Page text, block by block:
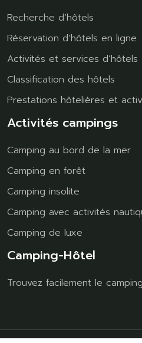
Recherche d’hôtels
Réservation d’hôtels en ligne
Activités et services d’hôtels
Classification des hôtels
Prestations hôtelières et
Activités campings
Camping au bord de la mer
Camping en forêt
Camping insolite
Camping avec activités
Camping de luxe
Camping-Hôtel
Trouvez facilement le